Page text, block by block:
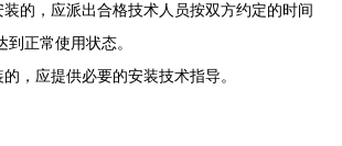
的，应派出合格技术人员按双方约定的时间
正常使用状态。
，应提供必要的安装技术指导。